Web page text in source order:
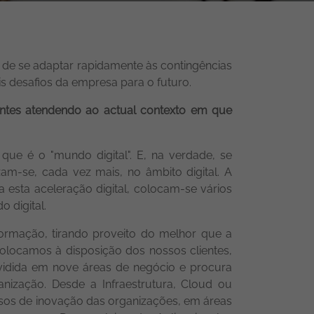
se adaptar rapidamente às contingências
desafios da empresa para o futuro.
atendendo ao actual contexto em que
é o "mundo digital". E, na verdade, se
se, cada vez mais, no âmbito digital. A
esta aceleração digital, colocam-se vários
digital.
tirando proveito do melhor que a
à disposição dos nossos clientes,
em nove áreas de negócio e procura
Desde a Infraestrutura, Cloud ou
de inovação das organizações, em áreas